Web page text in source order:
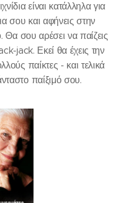
είναι κατάλληλα για
σου και αφήνεις στην
Θα σου αρέσει να παίζεις
jack. Εκεί θα έχεις την
παίκτες - και τελικά
παίξιμό σου.